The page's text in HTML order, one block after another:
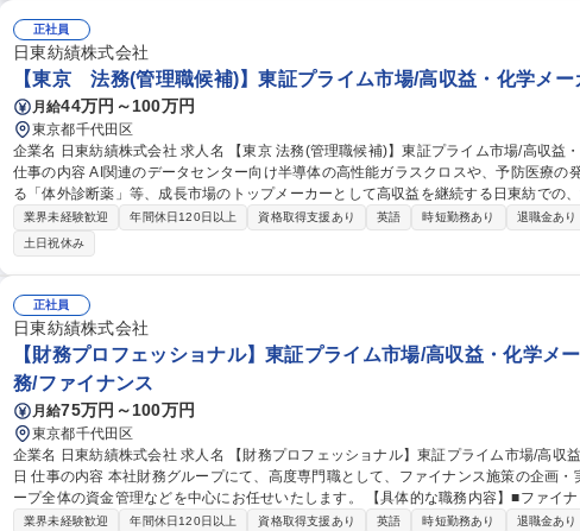
正社員
日東紡績株式会社
【東京 法務(管理職候補)】東証プライム市場/高収益・化学メ
月給44万円～100万円
東京都千代田区
企業名 日東紡績株式会社 求人名 【東京 法務(管理職候補)】東証プライム市場/高収益・化学メーカー/年休123日
仕事の内容 AI関連のデータセンター向け半導体の高性能ガラスクロスや、予防医療の
る「体外診断薬」等、成長市場のトップメーカーとして高収益を継続する日東紡での、法
務内容(1)】法務実務を牽引しつつ、組織マネジメントや高度な戦略案件をお任せしま
法務メンバーの成果物（契約書等）のレビュー・指導、部内のタスク管理および育成 ■
&A案件の主導・サポート、新規事業立ち上げに伴うリーガル支援、重要・複雑な英文契約対応 募集職
法務(管理職候補)】東証プライム市場/高収益・化学メーカー/年休123日
業界未経験歓迎 年間休日120日以上 資格取得支援あり 英語 時短勤務あり 退職金あり
土日祝休み
正社員
日東紡績株式会社
【財務プロフェッショナル】東証プライム市場/高収益・化学メ
務/ファイナンス
月給75万円～100万円
東京都千代田区
企業名 日東紡績株式会社 求人名 【財務プロフェッショナル】東証プライム市場/高収益・化学メーカー/年休123
日 仕事の内容 本社財務グループにて、高度専門職として、ファイナンス施策の企画・実行や金融機関対応、グル
ープ全体の資金管理などを中心にお任せいたします。 【具体的な職務内容】■ファイナンス施策の立案・実行：生
成AI向け大型投資などの会社のダイナミックな事業展開に伴う資金調達や金融施策の
業界未経験歓迎 年間休日120日以上 資格取得支援あり 英語 時短勤務あり 退職金あり